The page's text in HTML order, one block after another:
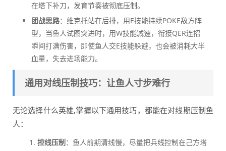
在塔下补刀，发育节奏被彻底压制。
团战思路：维克托站在后排，用E技能持续POKE敌方阵
型，当鱼人试图突进时，用W技能减速，衔接QER连招
瞬间打满伤害，即使鱼人交E技能躲避，也会被消耗大半
血量，失去进场能力。
通用对线压制技巧：让鱼人寸步难行
无论选择什么英雄,掌握以下通用技巧，都能在对线期压制鱼
人：
控线压制：鱼人前期清线慢，尽量把兵线控制在己方塔